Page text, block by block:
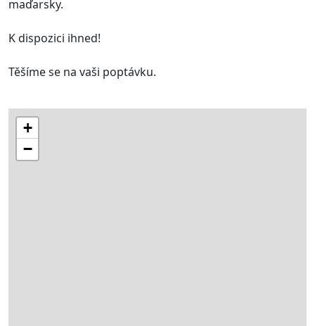
maďarsky.
K dispozici ihned!
Těšíme se na vaši poptávku.
+
−